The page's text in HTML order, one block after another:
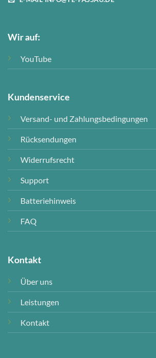
Wir auf:
YouTube
Kundenservice
Versand- und Zahlungsbedingungen
Rücksendungen
Widerrufsrecht
Support
Batteriehinweis
FAQ
Kontakt
Über uns
Leistungen
Kontakt